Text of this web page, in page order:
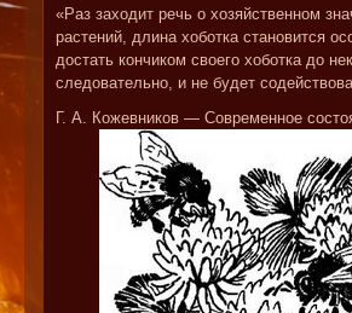
«Раз заходит речь о хозяйственном
растений, длина хоботка становится
достать кончиком своего хоботка до
следовательно, и не будет
Г. А. Кожевников — Современное